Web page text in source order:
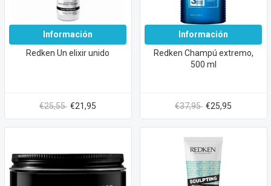
Información
Redken Un elixir unido
€25,55 €21,95
Información
Redken Champú extremo,
500 ml
€37,95 €25,95